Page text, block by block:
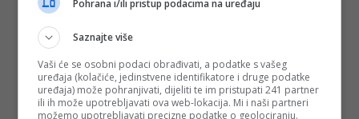
Pohrana i/ili pristup podacima na uređaju
Saznajte više
Vaši će se osobni podaci obrađivati, a podatke s vašeg
uređaja (kolačiće, jedinstvene identifikatore i druge podatke
uređaja) može pohranjivati, dijeliti te im pristupati 241 partner
ili ih može upotrebljavati ova web-lokacija. Mi i naši partneri
možemo upotrebljavati precizne podatke o geolociranju.